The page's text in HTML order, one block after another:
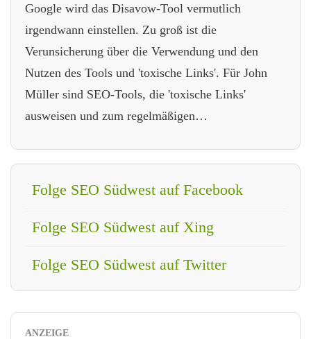
Google wird das Disavow-Tool vermutlich
irgendwann einstellen. Zu groß ist die
Verunsicherung über die Verwendung und den
Nutzen des Tools und 'toxische Links'. Für John
Müller sind SEO-Tools, die 'toxische Links'
ausweisen und zum regelmäßigen…
Folge SEO Südwest auf Facebook
Folge SEO Südwest auf Xing
Folge SEO Südwest auf Twitter
ANZEIGE